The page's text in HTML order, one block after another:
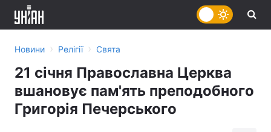
Новини › Релігії › Свята
21 січня Православна Церква
вшановує пам'ять преподобного
Григорія Печерського